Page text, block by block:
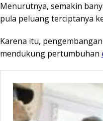
Menurutnya, semakin
pula peluang terciptanya
Karena itu,
mendukung pertumbuhan